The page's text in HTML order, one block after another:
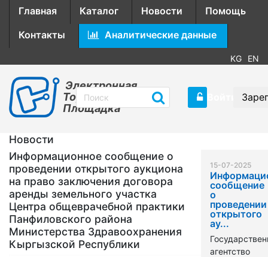
Главная Каталог Новости
Помощь
Контакты
Аналитические данные
KG EN
Электронная
Торговая
Площадка
Новости
Информационное сообщение о
проведении открытого аукциона
на право заключения договора
аренды земельного участка
Центра общеврачебной практики
Панфиловского района
Министерства Здравоохранения
Кыргызской Республики
15-07-2025
сообщение
о
проведении
открытого
ау...
агентство